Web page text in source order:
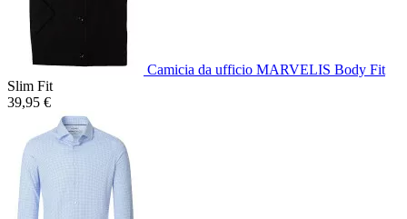
Camicia da ufficio MARVELIS Body Fit
Slim Fit
39,95 €